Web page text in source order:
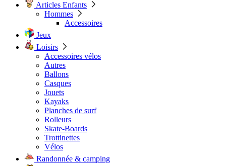
Articles Enfants
Hommes
Accessoires
Jeux
Loisirs
Accessoires vélos
Autres
Ballons
Casques
Jouets
Kayaks
Planches de surf
Rolleurs
Skate-Boards
Trottinettes
Vélos
Randonnée & camping